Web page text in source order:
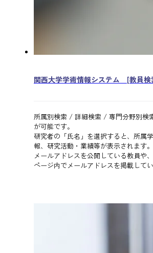
関西大学学術情報システム [教員検
所属別検索 / 詳細検索 / 専門分野別検
が可能です。
研究者の「氏名」を選択すると、所属
報、研究活動・業績等が表示されます
メールアドレスを公開している教員や
ページ内でメールアドレスを掲載して